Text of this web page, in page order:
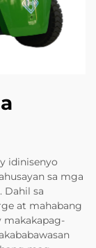
idinisenyo
sa mga
Dahil sa
at mahabang
makakapag-